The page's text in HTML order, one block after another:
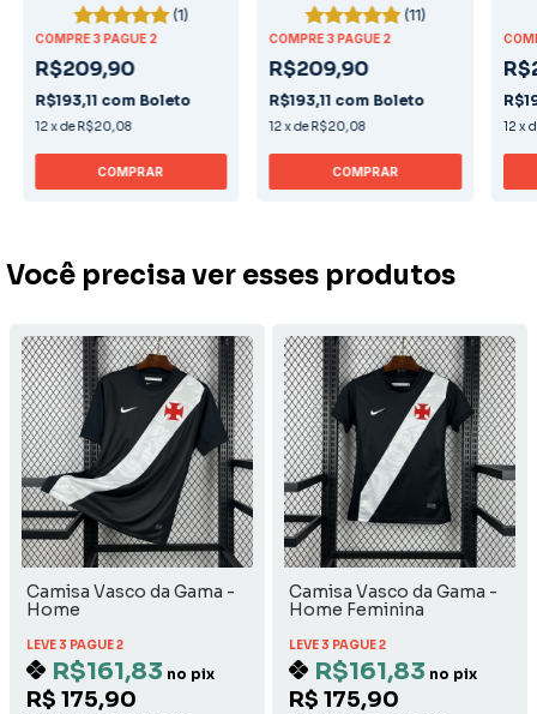
(1)
COMPRE 3 PAGUE 2
R$209,90
R$193,11 com Boleto
12xde R$20,08
COMPRAR
(11)
COMPRE 3 PAGUE 2
R$209,90
R$193,11 com Boleto
12xde R$20,08
COMPRAR
12 x
Você precisa ver esses produtos
Camisa Vasco da Gama -
Home
LEVE 3 PAGUE 2
R$161,83 no pix
R$ 175,90
Camisa Vasco da Gama -
Home Feminina
LEVE 3 PAGUE 2
R$161,83 no pix
R$ 175,90